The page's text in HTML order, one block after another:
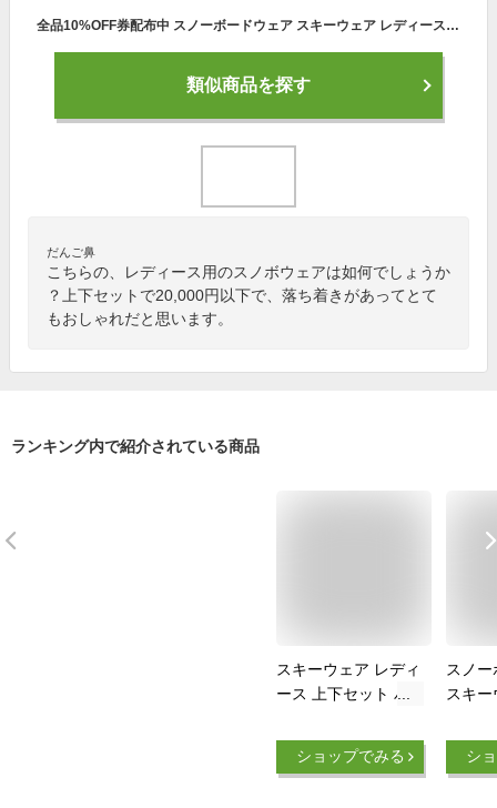
全品10%OFF券配布中 スノーボードウェア スキーウェア レディース オーバーサイズ ボードウェア スノボウェア 上下セット スノボ ウェア スノーボード スノボー スキー スノボーウェア スノーウェア ジャケット パンツ おしゃれ かわいい 大きいサイズ 激安 ISET-52
類似商品を探す
だんご鼻
こちらの、レディース用のスノボウェアは如何でしょうか
？上下セットで20,000円以下で、落ち着きがあってとて
もおしゃれだと思います。
ランキング内で紹介されている商品
スキーウェア レディ
ース 上下セット パ
ード ウェア スノボ
ウェア スノーボード
ショップでみる
スノ
スキ
ボード
ウェ
シ